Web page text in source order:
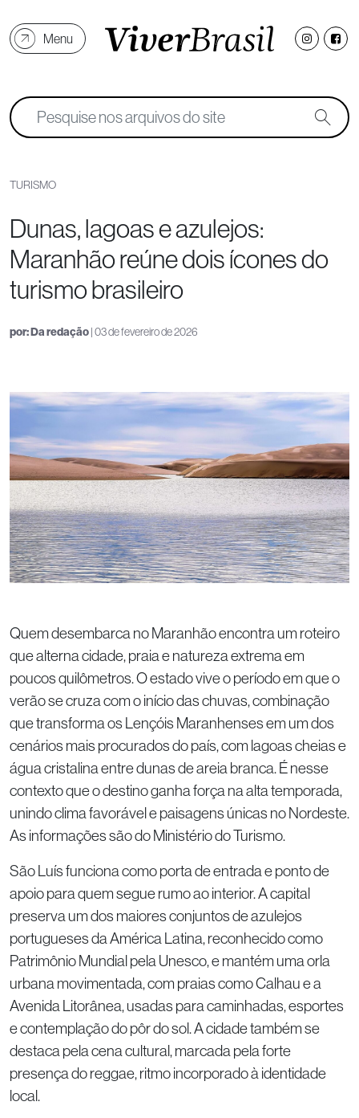
Menu
TURISMO
Dunas, lagoas e azulejos:
Maranhão reúne dois ícones do
turismo brasileiro
por:Da redação| 03 de fevereiro de 2026
Quem desembarca no Maranhão encontra um roteiro
que alterna cidade, praia e natureza extrema em
poucos quilômetros. O estado vive o período em que o
verão se cruza com o início das chuvas, combinação
que transforma os Lençóis Maranhenses em um dos
cenários mais procurados do país, com lagoas cheias e
água cristalina entre dunas de areia branca. É nesse
contexto que o destino ganha força na alta temporada,
unindo clima favorável e paisagens únicas no Nordeste.
As informações são do Ministério do Turismo.
São Luís funciona como porta de entrada e ponto de
apoio para quem segue rumo ao interior. A capital
preserva um dos maiores conjuntos de azulejos
portugueses da América Latina, reconhecido como
Patrimônio Mundial pela Unesco, e mantém uma orla
urbana movimentada, com praias como Calhau e a
Avenida Litorânea, usadas para caminhadas, esportes
e contemplação do pôr do sol. A cidade também se
destaca pela cena cultural, marcada pela forte
presença do reggae, ritmo incorporado à identidade
local.